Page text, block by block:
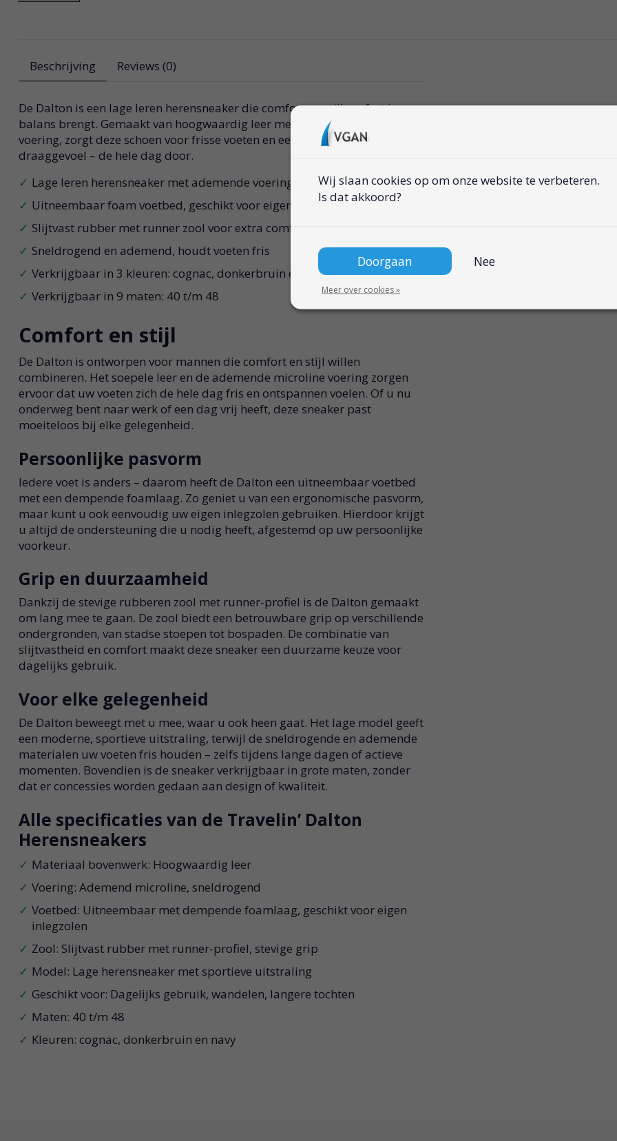
Beschrijving Reviews (0)
De Dalton is een lage leren herensneaker die comfort en stijl perfect in
balans brengt. Gemaakt van hoogwaardig leer met een ademende
voering, zorgt deze schoen voor frisse voeten en een aangenaam
draaggevoel – de hele dag door.
Lage leren herensneaker met ademende voering
Uitneembaar foam voetbed, geschikt voor eigen zolen
Slijtvast rubber met runner zool voor extra comfort
Sneldrogend en ademend, houdt voeten fris
Verkrijgbaar in 3 kleuren: cognac, donkerbruin en navy
Verkrijgbaar in 9 maten: 40 t/m 48
Comfort en stijl
De Dalton is ontworpen voor mannen die comfort en stijl willen
combineren. Het soepele leer en de ademende microline voering zorgen
ervoor dat uw voeten zich de hele dag fris en ontspannen voelen. Of u nu
onderweg bent naar werk of een dag vrij heeft, deze sneaker past
moeiteloos bij elke gelegenheid.
Persoonlijke pasvorm
Iedere voet is anders – daarom heeft de Dalton een uitneembaar voetbed
met een dempende foamlaag. Zo geniet u van een ergonomische pasvorm,
maar kunt u ook eenvoudig uw eigen inlegzolen gebruiken. Hierdoor krijgt
u altijd de ondersteuning die u nodig heeft, afgestemd op uw persoonlijke
voorkeur.
Grip en duurzaamheid
Dankzij de stevige rubberen zool met runner-profiel is de Dalton gemaakt
om lang mee te gaan. De zool biedt een betrouwbare grip op verschillende
ondergronden, van stadse stoepen tot bospaden. De combinatie van
slijtvastheid en comfort maakt deze sneaker een duurzame keuze voor
dagelijks gebruik.
Voor elke gelegenheid
De Dalton beweegt met u mee, waar u ook heen gaat. Het lage model geeft
een moderne, sportieve uitstraling, terwijl de sneldrogende en ademende
materialen uw voeten fris houden – zelfs tijdens lange dagen of actieve
momenten. Bovendien is de sneaker verkrijgbaar in grote maten, zonder
dat er concessies worden gedaan aan design of kwaliteit.
Alle specificaties van de Travelin’ Dalton
Herensneakers
Materiaal bovenwerk: Hoogwaardig leer
Voering: Ademend microline, sneldrogend
Voetbed: Uitneembaar met dempende foamlaag, geschikt voor eigen
inlegzolen
Zool: Slijtvast rubber met runner-profiel, stevige grip
Model: Lage herensneaker met sportieve uitstraling
Geschikt voor: Dagelijks gebruik, wandelen, langere tochten
Maten: 40 t/m 48
Kleuren: cognac, donkerbruin en navy
Wij slaan cookies op om onze website te verbeteren.
Is dat akkoord?
Doorgaan Nee
Meer over cookies »